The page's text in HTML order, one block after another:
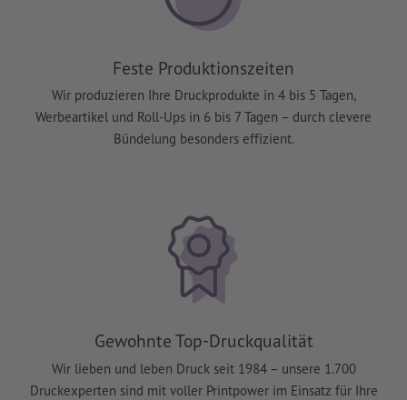
Feste Produktionszeiten
Wir produzieren Ihre Druckprodukte in 4 bis 5 Tagen,
Werbeartikel und Roll-Ups in 6 bis 7 Tagen – durch clevere
Bündelung besonders effizient.
Gewohnte Top-Druckqualität
Wir lieben und leben Druck seit 1984 – unsere 1.700
Druckexperten sind mit voller Printpower im Einsatz für Ihre